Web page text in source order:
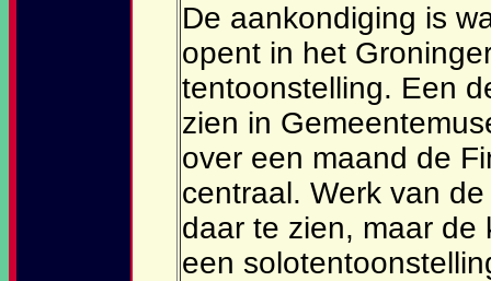
De aankondiging is
opent in het
tentoonstelling. Een
zien in
over een maand de
centraal. Werk van
daar te zien, maar de
een